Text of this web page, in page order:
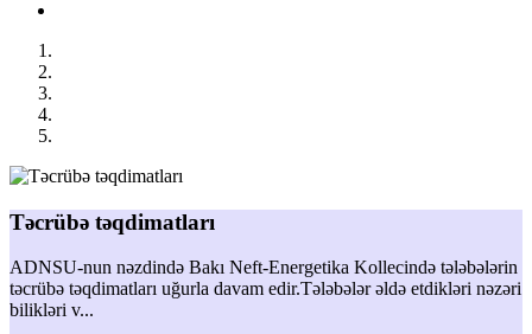
Təcrübə təqdimatları
ADNSU-nun nəzdində Bakı Neft-Energetika Kollecində tələbələrin
təcrübə təqdimatları uğurla davam edir.Tələbələr əldə etdikləri nəzəri
bilikləri v...